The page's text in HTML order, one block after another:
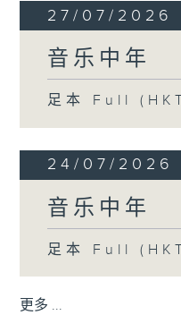
27/07/2026
音乐中年
足本 Full
24/07/2026
音乐中年
足本 Full
更多 ...